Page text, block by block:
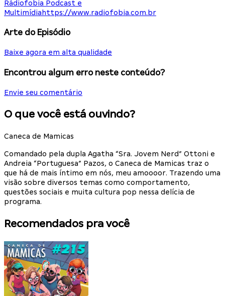
Rádiofobia Podcast e
Multimídia https://www.radiofobia.com.br
Arte do Episódio
Baixe agora em alta qualidade
Encontrou algum erro neste conteúdo?
Envie seu comentário
O que você está ouvindo?
Caneca de Mamicas
Comandado pela dupla Agatha “Sra. Jovem Nerd” Ottoni e
Andreia “Portuguesa” Pazos, o Caneca de Mamicas traz o
que há de mais íntimo em nós, meu amoooor. Trazendo uma
visão sobre diversos temas como comportamento,
questões sociais e muita cultura pop nessa delícia de
programa.
Recomendados pra você